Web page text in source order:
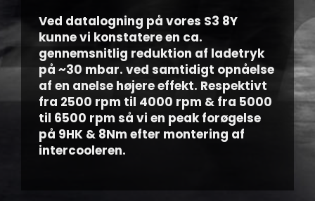
Ved datalogning på vores S3 8Y
kunne vi konstatere en ca.
gennemsnitlig reduktion af ladetryk
på ~30 mbar. ved samtidigt opnåelse
af en anelse højere effekt. Respektivt
fra 2500 rpm til 4000 rpm & fra 5000
til 6500 rpm så vi en peak forøgelse
på 9HK & 8Nm efter montering af
intercooleren.